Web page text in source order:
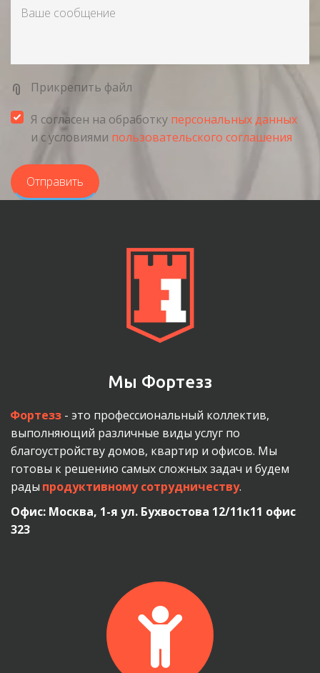
Прикрепить файл
Я согласен на обработку персональных данных
и с условиями пользовательского соглашения
Отправить
Мы Фортезз
Фортезз - это профессиональный коллектив,
выполняющий различные виды услуг по
благоустройству домов, квартир и офисов. Мы
готовы к решению самых сложных задач и будем
рады продуктивному сотрудничеству.
Офис: Москва, 1-я ул. Бухвостова 12/11к11 офис
323